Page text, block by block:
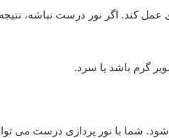
کند. اگر نور درست نباشه،
گرم باشد یا سرد.
شما با نور پردازی درست می